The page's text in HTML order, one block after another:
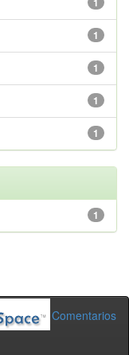
1
1
1
1
1
Comentarios